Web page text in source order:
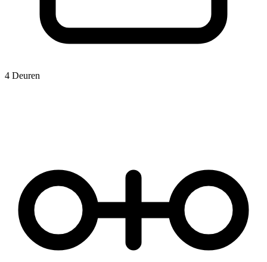
4 Deuren